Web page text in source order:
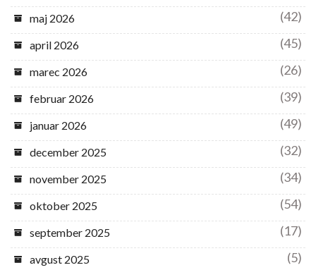
maj 2026 (42)
april 2026 (45)
marec 2026 (26)
februar 2026 (39)
januar 2026 (49)
december 2025 (32)
november 2025 (34)
oktober 2025 (54)
september 2025 (17)
avgust 2025 (5)